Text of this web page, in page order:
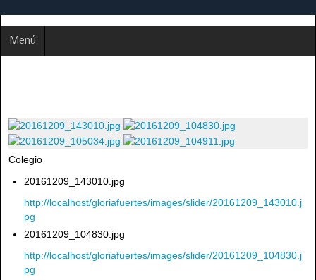
Menú
Colegio
20161209_143010.jpg
http://localhost/gloriafuertes/images/slider/20161209_143010.j
pg
20161209_104830.jpg
http://localhost/gloriafuertes/images/slider/20161209_104830.j
pg